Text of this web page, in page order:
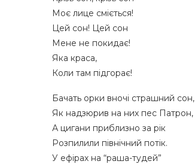
Моє лице сміється!
Цей сон! Цей сон
Мене не покидає!
Яка краса,
Коли там підгорає!
Бачать орки вночі страшний сон,
Як надзюрив на них пес Патрон,
А цигани приблизно за рік
Розпилили північний потік.
У ефірах на “раша-тудей”